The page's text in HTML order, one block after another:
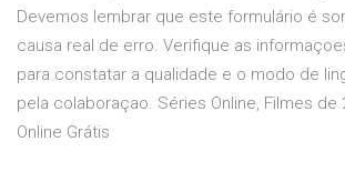
Devemos lembrar que este formulário é
causa real de erro. Verifique as
para constatar a qualidade e o modo de
pela colaboraçao. Séries Online, Filmes de
Online Grátis